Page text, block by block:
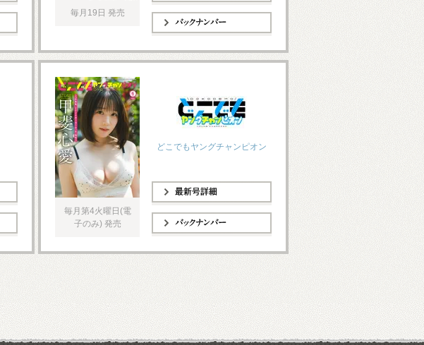
毎月19日 発売
毎月第4火曜日(電
子のみ) 発売
どこでもヤングチャンピオン